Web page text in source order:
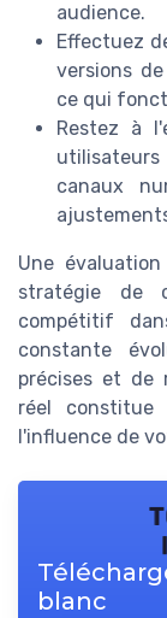
audience.
Effectuez
versions
ce qui
Restez à
canaux
Une
stratégie de
compétitif
constante
précises et de
réel
l'influence de
blanc